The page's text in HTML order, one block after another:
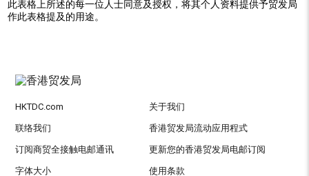
此表格上所述的每一位人士同意及授权，将其个人资料提供予贸发局
作此表格提及的用途。
HKTDC.com 关于我们
联络我们 香港贸发局流动应用程式
订阅商贸全接触电邮通讯 更新您的香港贸发局电邮订阅
字体大小 使用条款